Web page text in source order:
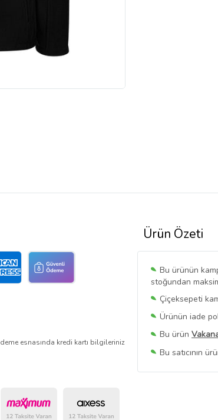
Ürün Özeti
Bu ürünün
stoğundan
Çiçeksepeti
Ürünün iade
Bu ürün
Bu satıcının
Bu Satıcının
esnasında kredi kartı bilgileriniz